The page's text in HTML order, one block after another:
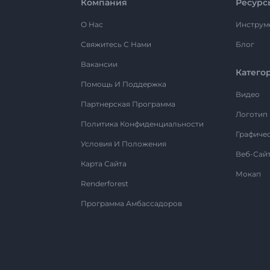
Компания
О Нас
Свяжитесь С Нами
Вакансии
Помощь И Поддержка
Партнерская Программа
Политика Конфиденциальности
Условия И Положения
Карта Сайта
Renderforest
Программа Амбассадоров
Блог
Видео
Логотип
Веб-
Мокап